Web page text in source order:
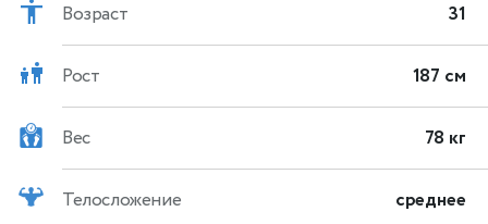
Возраст 31
Рост 187 см
Вес 78 кг
Телосложение среднее